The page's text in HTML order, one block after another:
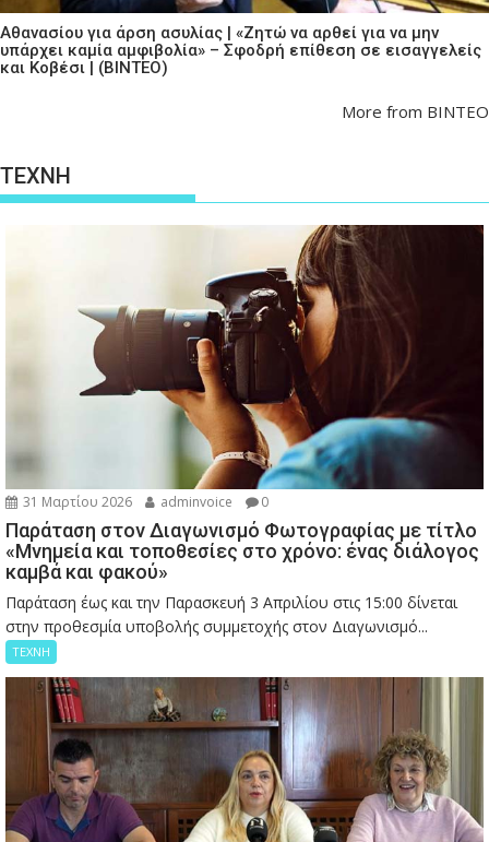
Αθανασίου για άρση ασυλίας | «Ζητώ να αρθεί για να μην
υπάρχει καμία αμφιβολία» – Σφοδρή επίθεση σε εισαγγελείς
και Κοβέσι | (ΒΙΝΤΕΟ)
More from ΒΙΝΤΕΟ
ΤΕΧΝΗ
31 Μαρτίου 2026 adminvoice 0
Παράταση στον Διαγωνισμό Φωτογραφίας με τίτλο
«Μνημεία και τοποθεσίες στο χρόνο: ένας διάλογος
καμβά και φακού»
Παράταση έως και την Παρασκευή 3 Απριλίου στις 15:00 δίνεται
στην προθεσμία υποβολής συμμετοχής στον Διαγωνισμό...
ΤΕΧΝΗ